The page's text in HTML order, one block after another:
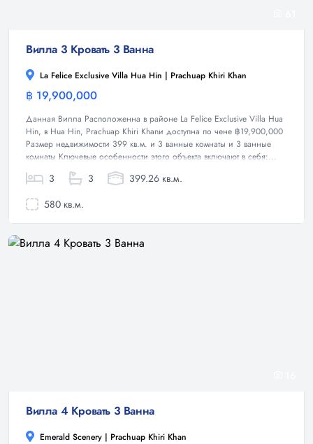
Вилла 3 Кровать 3 Ванна
La Felice Exclusive Villa Hua Hin | Prachuap Khiri Khan
฿ 19,900,000
Данная Вилла Расположенна в районе La Felice Exclusive Villa Hua
Hin, в Hua Hin, Prachuap Khiri Khanи доступна по чене ฿19,900,000
Размер недвижимости 399 кв.м. и 3 ванные комнаты и 3 ванные
комнаты Ключевые особенности этого объекта включают в себя:...
3 3
399.26 кв.м.
580 кв.м.
Вилла 4 Кровать 3 Ванна
Emerald Scenery | Prachuap Khiri Khan